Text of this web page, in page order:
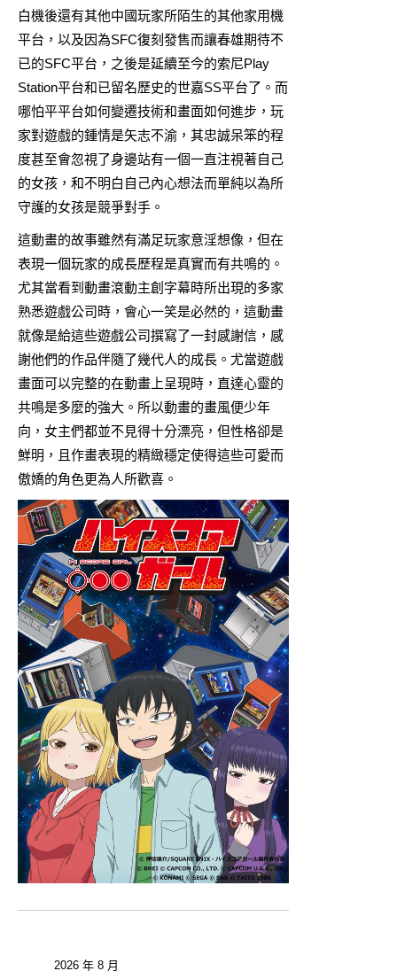
白機後還有其他中國玩家所陌生的其他家用機
平台，以及因為SFC復刻發售而讓春雄期待不
已的SFC平台，之後是延續至今的索尼Play
Station平台和已留名歷史的世嘉SS平台了。而
哪怕平平台如何變遷技術和畫面如何進步，玩
家對遊戲的鍾情是矢志不渝，其忠誠呆笨的程
度甚至會忽視了身邊站有一個一直注視著自己
的女孩，和不明白自己內心想法而單純以為所
守護的女孩是競爭對手。
這動畫的故事雖然有滿足玩家意淫想像，但在
表現一個玩家的成長歷程是真實而有共鳴的。
尤其當看到動畫滾動主創字幕時所出現的多家
熟悉遊戲公司時，會心一笑是必然的，這動畫
就像是給這些遊戲公司撰寫了一封感謝信，感
謝他們的作品伴隨了幾代人的成長。尤當遊戲
畫面可以完整的在動畫上呈現時，直達心靈的
共鳴是多麼的強大。所以動畫的畫風便少年
向，女主們都並不見得十分漂亮，但性格卻是
鮮明，且作畫表現的精緻穩定使得這些可愛而
傲嬌的角色更為人所歡喜。
2026 年 8 月